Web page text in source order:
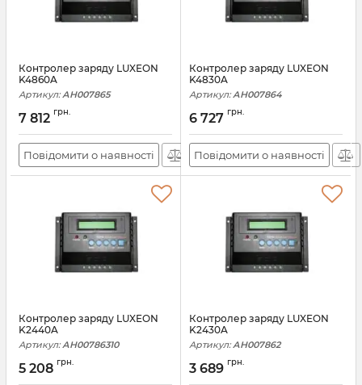
Контролер заряду LUXEON
K4860A
Артикул: АН007865
7 812 грн.
Повідомити о наявності
Контролер заряду LUXEON
K4830A
Артикул: АН007864
6 727 грн.
Повідомити о наявності
Контролер заряду LUXEON
K2440A
Артикул: АН00786310
5 208 грн.
Контролер заряду LUXEON
K2430A
Артикул: АН007862
3 689 грн.